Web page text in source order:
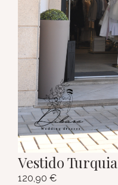
Vestido Turquia
120,90 €